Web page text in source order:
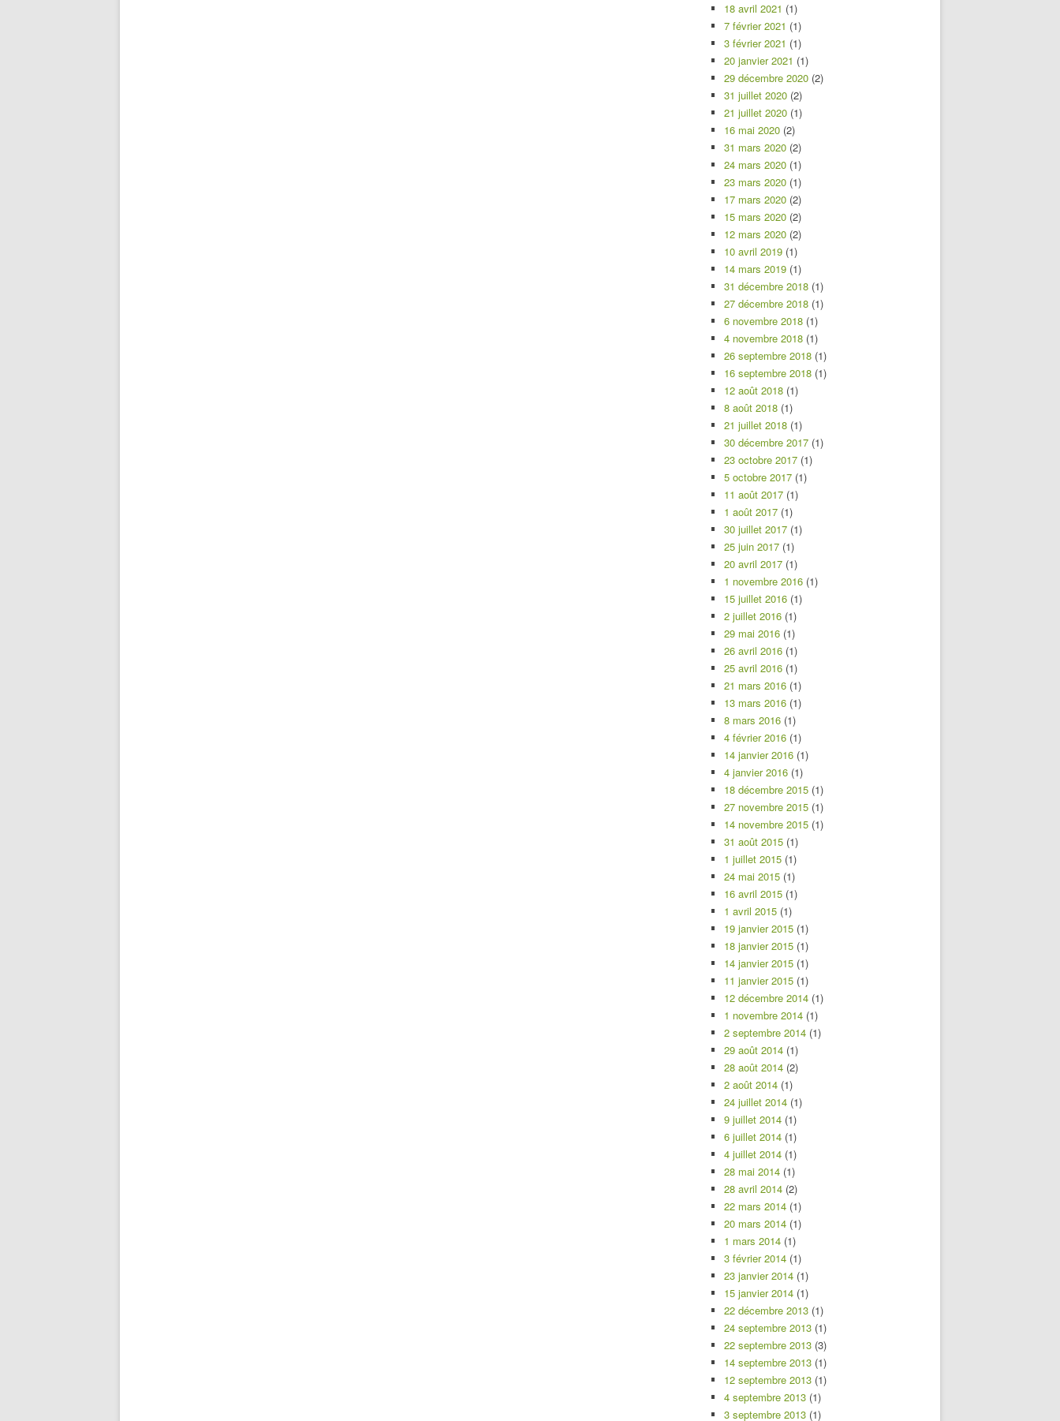
18 avril 2021 (1)
7 février 2021 (1)
3 février 2021 (1)
20 janvier 2021 (1)
29 décembre 2020 (2)
31 juillet 2020 (2)
21 juillet 2020 (1)
16 mai 2020 (2)
31 mars 2020 (2)
24 mars 2020 (1)
23 mars 2020 (1)
17 mars 2020 (2)
15 mars 2020 (2)
12 mars 2020 (2)
10 avril 2019 (1)
14 mars 2019 (1)
31 décembre 2018 (1)
27 décembre 2018 (1)
6 novembre 2018 (1)
4 novembre 2018 (1)
26 septembre 2018 (1)
16 septembre 2018 (1)
12 août 2018 (1)
8 août 2018 (1)
21 juillet 2018 (1)
30 décembre 2017 (1)
23 octobre 2017 (1)
5 octobre 2017 (1)
11 août 2017 (1)
1 août 2017 (1)
30 juillet 2017 (1)
25 juin 2017 (1)
20 avril 2017 (1)
1 novembre 2016 (1)
15 juillet 2016 (1)
2 juillet 2016 (1)
29 mai 2016 (1)
26 avril 2016 (1)
25 avril 2016 (1)
21 mars 2016 (1)
13 mars 2016 (1)
8 mars 2016 (1)
4 février 2016 (1)
14 janvier 2016 (1)
4 janvier 2016 (1)
18 décembre 2015 (1)
27 novembre 2015 (1)
14 novembre 2015 (1)
31 août 2015 (1)
1 juillet 2015 (1)
24 mai 2015 (1)
16 avril 2015 (1)
1 avril 2015 (1)
19 janvier 2015 (1)
18 janvier 2015 (1)
14 janvier 2015 (1)
11 janvier 2015 (1)
12 décembre 2014 (1)
1 novembre 2014 (1)
2 septembre 2014 (1)
29 août 2014 (1)
28 août 2014 (2)
2 août 2014 (1)
24 juillet 2014 (1)
9 juillet 2014 (1)
6 juillet 2014 (1)
4 juillet 2014 (1)
28 mai 2014 (1)
28 avril 2014 (2)
22 mars 2014 (1)
20 mars 2014 (1)
1 mars 2014 (1)
3 février 2014 (1)
23 janvier 2014 (1)
15 janvier 2014 (1)
22 décembre 2013 (1)
24 septembre 2013 (1)
22 septembre 2013 (3)
14 septembre 2013 (1)
12 septembre 2013 (1)
4 septembre 2013 (1)
3 septembre 2013 (1)